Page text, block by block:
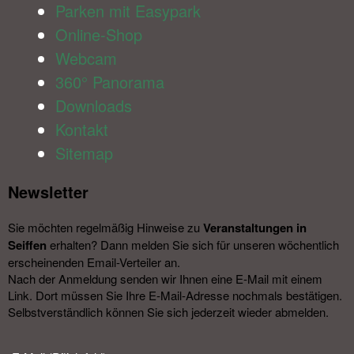
Parken mit Easypark
Online-Shop
Webcam
360° Panorama
Downloads
Kontakt
Sitemap
Newsletter​
Sie möchten regelmäßig Hinweise zu Veranstal­tungen in
Seiffen erhalten? Dann melden Sie sich für unseren wöchentlich
erscheinenden Email-Verteiler an.
Nach der Anmeldung senden wir Ihnen eine E-Mail mit einem
Link. Dort müssen Sie Ihre E-Mail-Adresse nochmals bestätigen.
Selbstverständlich können Sie sich jederzeit wieder abmelden.​